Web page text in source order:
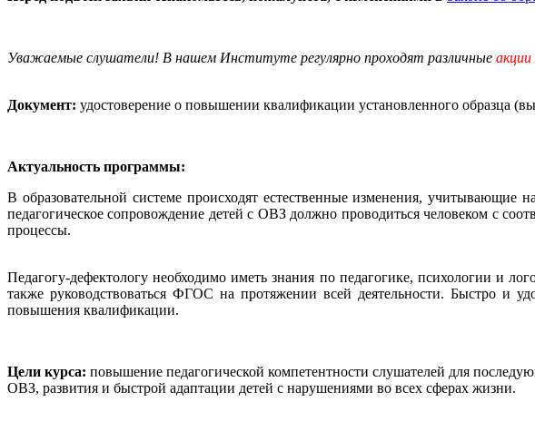
Уважаемые слушатели! В нашем Институте регулярно проходят различные акции
Документ: удостоверение о повышении квалификации установленного образца
Актуальность программы:
В образовательной системе происходят естественные изменения,
педагогическое сопровождение детей с ОВЗ должно проводиться человеком с
процессы.
Педагогу-дефектологу необходимо иметь знания по педагогике, психологии и
также руководствоваться ФГОС на протяжении всей деятельности. Быстро и
повышения квалификации.
Цели курса: повышение педагогической компетентности слушателей для
ОВЗ, развития и быстрой адаптации детей с нарушениями во всех сферах жизни.